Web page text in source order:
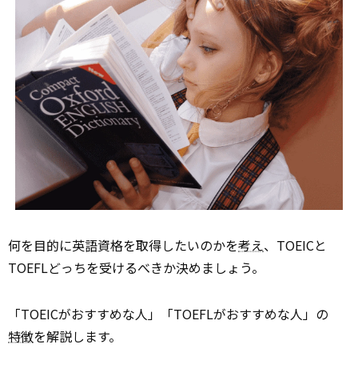
何を目的に英語資格を取得したいのかを考え、TOEICと
TOEFLどっちを受けるべきか決めましょう。
「TOEICがおすすめな人」「TOEFLがおすすめな人」の
特徴を解説します。